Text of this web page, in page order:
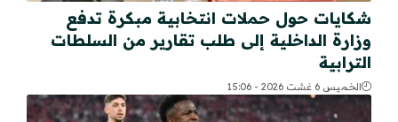
شكايات حول حملات انتخابية مبكرة تدفع
وزارة الداخلية إلى طلب تقارير من السلطات
الترابية
الخميس 6 غشت 2026 - 15:06